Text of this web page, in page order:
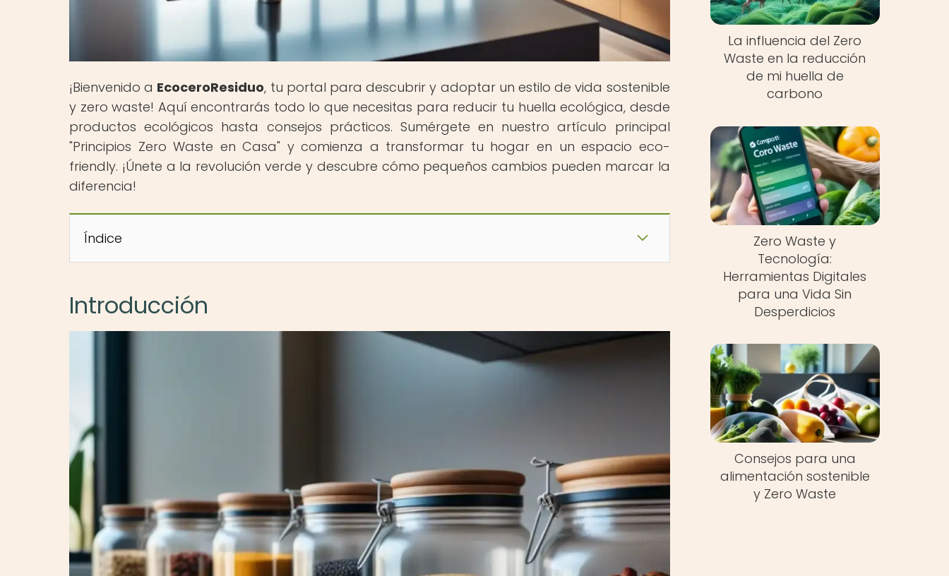
¡Bienvenido a EcoceroResiduo, tu portal para descubrir y adoptar un estilo de vida sostenible
y zero waste! Aquí encontrarás todo lo que necesitas para reducir tu huella ecológica, desde
productos ecológicos hasta consejos prácticos. Sumérgete en nuestro artículo principal
"Principios Zero Waste en Casa" y comienza a transformar tu hogar en un espacio eco-
friendly. ¡Únete a la revolución verde y descubre cómo pequeños cambios pueden marcar la
diferencia!
Índice
Introducción
La influencia del Zero
Waste en la reducción
de mi huella de
carbono
Zero Waste y
Tecnología:
Herramientas Digitales
para una Vida Sin
Desperdicios
Consejos para una
alimentación sostenible
y Zero Waste